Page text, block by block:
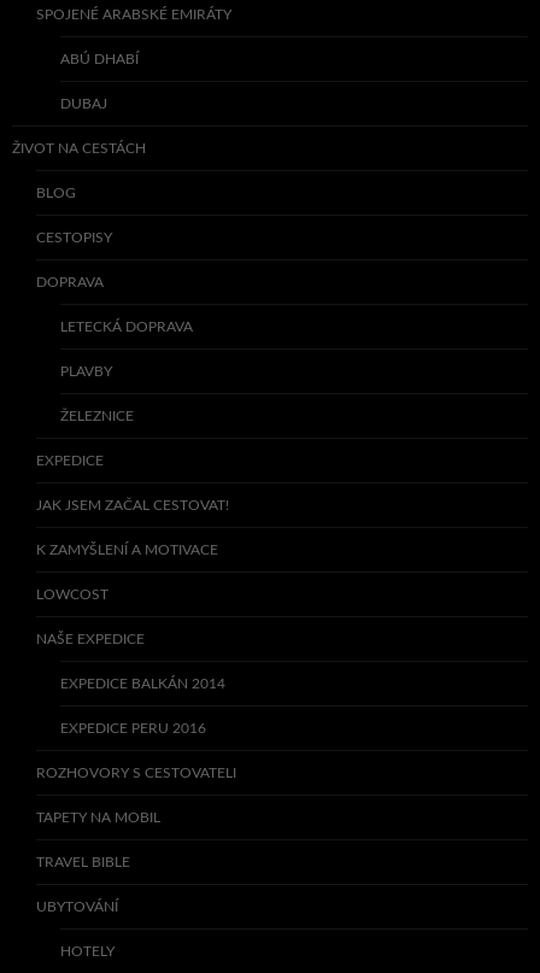
SPOJENÉ ARABSKÉ EMIRÁTY
ABÚ DHABÍ
DUBAJ
ŽIVOT NA CESTÁCH
BLOG
CESTOPISY
DOPRAVA
LETECKÁ DOPRAVA
PLAVBY
ŽELEZNICE
EXPEDICE
JAK JSEM ZAČAL CESTOVAT!
K ZAMYŠLENÍ A MOTIVACE
LOWCOST
NAŠE EXPEDICE
EXPEDICE BALKÁN 2014
EXPEDICE PERU 2016
ROZHOVORY S CESTOVATELI
TAPETY NA MOBIL
TRAVEL BIBLE
UBYTOVÁNÍ
HOTELY